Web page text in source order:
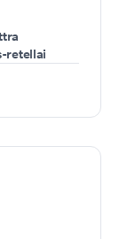
retellai